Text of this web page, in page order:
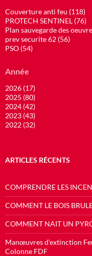
Couverture anti feu (118)
PROTECH SENTINEL (76)
Plan sauvegarde des
prev securite 62 (56)
PSO (54)
Année
2026 (17)
2025 (80)
2024 (42)
2023 (43)
2022 (32)
ARTICLES RÉCENTS
COMPRENDRE LES
COMMENT LE BOIS
COMMENT NAIT UN
Manœuvres d’extinction
Colonne FDF